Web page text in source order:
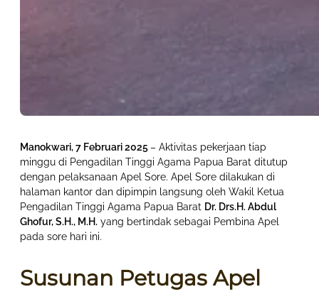
Manokwari, 7 Februari 2025 – Aktivitas pekerjaan tiap
minggu di Pengadilan Tinggi Agama Papua Barat ditutup
dengan pelaksanaan Apel Sore. Apel Sore dilakukan di
halaman kantor dan dipimpin langsung oleh Wakil Ketua
Pengadilan Tinggi Agama Papua Barat Dr. Drs.H. Abdul
Ghofur, S.H., M.H. yang bertindak sebagai Pembina Apel
pada sore hari ini.
Susunan Petugas Apel